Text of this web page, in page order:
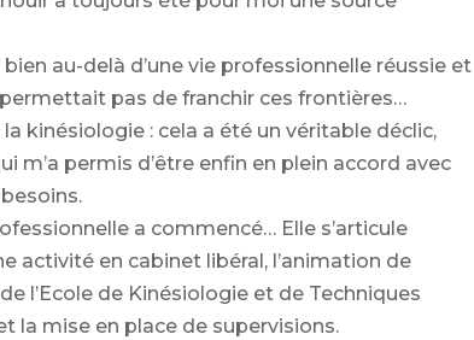
au-delà d’une vie professionnelle réussie et
pas de franchir ces frontières…
la kinésiologie : cela a été un véritable déclic,
m’a permis d’être enfin en plein accord avec
a commencé… Elle s’articule
activité en cabinet libéral, l’animation de
l’Ecole de Kinésiologie et de Techniques
la mise en place de supervisions.